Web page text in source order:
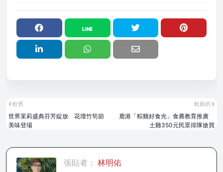
較新的
鹿港「粽雞好食光」食農教育推廣
土雞350元民眾排隊搶買
較舊
世界茉莉盛典芬芳綻放 花壇竹筍節
美味登場
張貼者： 林明佑